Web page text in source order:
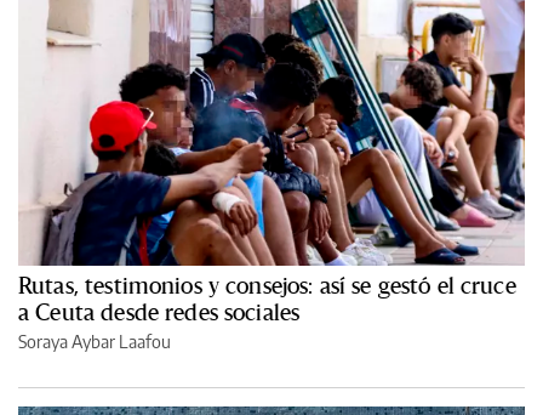
Rutas, testimonios y consejos: así se gestó el cruce
a Ceuta desde redes sociales
Soraya Aybar Laafou